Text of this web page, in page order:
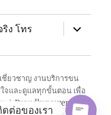
ง โทร
expand
child
ชี่ยวชาญ งานบริการขน
ใจและดูแลทุกขั้นตอน เพื่อ
Proudly powered by
ต่อของเรา